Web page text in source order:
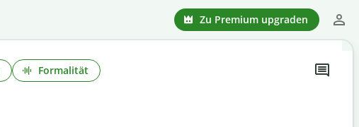
Zu Premium upgraden
Formalität